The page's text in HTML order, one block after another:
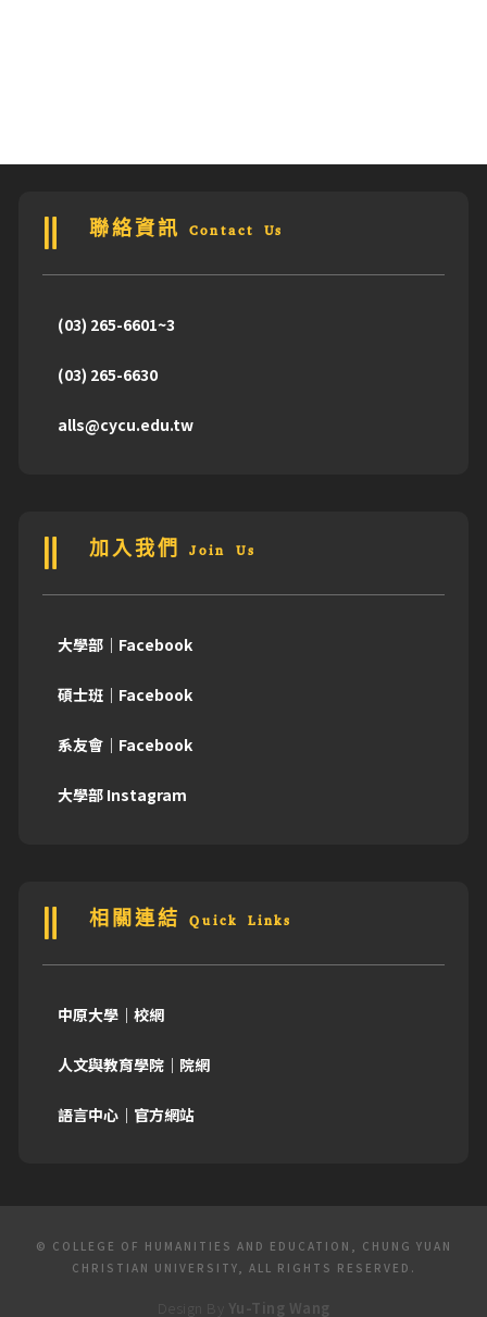
聯絡資訊 Contact Us
(03) 265-6601~3
(03) 265-6630
alls@cycu.edu.tw
加入我們 Join Us
大學部｜Facebook
碩士班｜Facebook
系友會｜Facebook
大學部 Instagram
相關連結 Quick Links
中原大學｜校網
人文與教育學院｜院網
語言中心｜官方網站
© COLLEGE OF HUMANITIES AND EDUCATION, CHUNG YUAN
CHRISTIAN UNIVERSITY, ALL RIGHTS RESERVED.
Design By Yu-Ting Wang